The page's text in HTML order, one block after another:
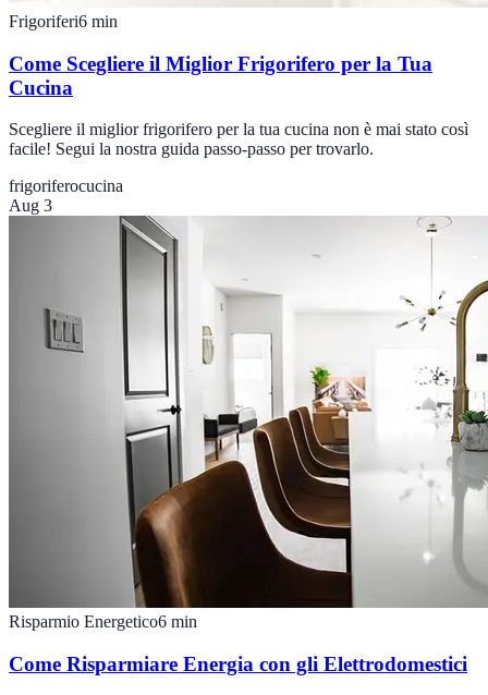
Frigoriferi6 min
Come Scegliere il Miglior Frigorifero per la Tua
Cucina
Scegliere il miglior frigorifero per la tua cucina non è mai stato così
facile! Segui la nostra guida passo-passo per trovarlo.
frigoriferocucina
Aug 3
Risparmio Energetico6 min
Come Risparmiare Energia con gli Elettrodomestici